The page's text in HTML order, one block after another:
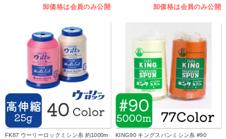
卸価格は会員のみ公開 卸価格は会員のみ公開
FK87 ウーリーロックミシン糸 約1000m
KING90 キングスパンミシン糸 #90